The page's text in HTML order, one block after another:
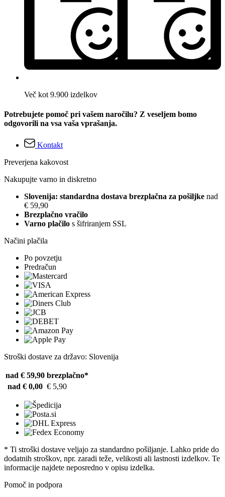
Več kot 9.900 izdelkov
Potrebujete pomoč pri vašem naročilu? Z veseljem bomo
odgovorili na vsa vaša vprašanja.
Kontakt
Preverjena kakovost
Nakupujte varno in diskretno
Slovenija: standardna dostava brezplačna za pošiljke nad
€ 59,90
Brezplačno vračilo
Varno plačilo s šifriranjem SSL
Načini plačila
Po povzetju
Predračun
Stroški dostave za državo: Slovenija
nad € 59,90 brezplačno*
nad € 0,00 € 5,90
* Ti stroški dostave veljajo za standardno pošiljanje. Lahko pride do
dodatnih stroškov, npr. zaradi teže, velikosti ali lastnosti izdelkov. Te
informacije najdete neposredno v opisu izdelka.
Pomoč in podpora